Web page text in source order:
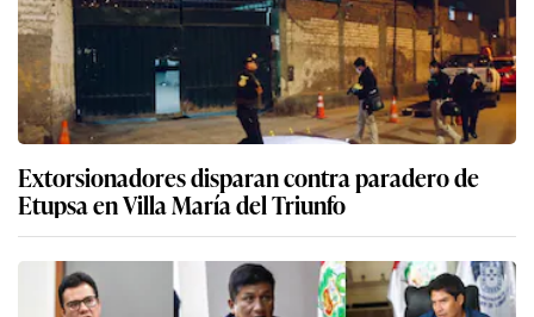
Extorsionadores disparan contra paradero de
Etupsa en Villa María del Triunfo